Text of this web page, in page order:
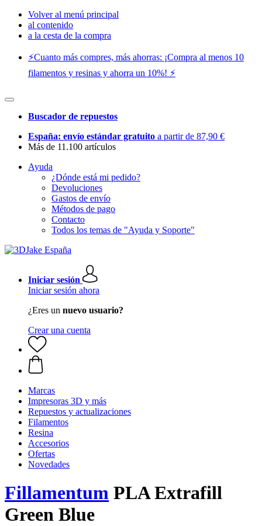
Volver al menú principal
al contenido
a la cesta de la compra
⚡️Cuanto más compres, más ahorras: ¡Compra al menos 10
filamentos y resinas y ahorra un 10%! ⚡️
Buscador de repuestos
España: envío estándar gratuito a partir de 87,90 €
Más de 11.100 artículos
Ayuda
¿Dónde está mi pedido?
Devoluciones
Gastos de envío
Métodos de pago
Contacto
Todos los temas de "Ayuda y Soporte"
Iniciar sesión
Iniciar sesión ahora
¿Eres un nuevo usuario?
Crear una cuenta
Marcas
Impresoras 3D y más
Repuestos y actualizaciones
Filamentos
Resina
Accesorios
Ofertas
Novedades
Fillamentum PLA Extrafill
Green Blue